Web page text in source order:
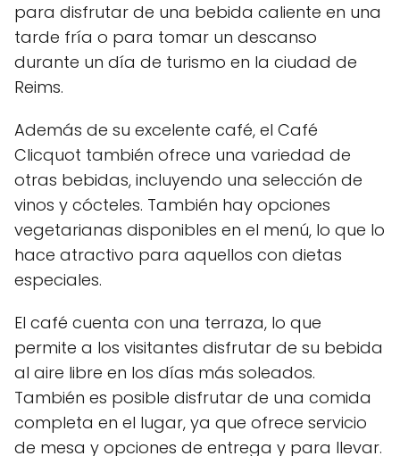
para disfrutar de una bebida caliente en una
tarde fría o para tomar un descanso
durante un día de turismo en la ciudad de
Reims.
Además de su excelente café, el Café
Clicquot también ofrece una variedad de
otras bebidas, incluyendo una selección de
vinos y cócteles. También hay opciones
vegetarianas disponibles en el menú, lo que lo
hace atractivo para aquellos con dietas
especiales.
El café cuenta con una terraza, lo que
permite a los visitantes disfrutar de su bebida
al aire libre en los días más soleados.
También es posible disfrutar de una comida
completa en el lugar, ya que ofrece servicio
de mesa y opciones de entrega y para llevar.